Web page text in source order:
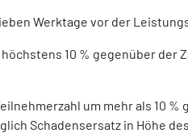
Werktage vor der
10 % gegenüber
um mehr als 10
Schadensersatz in Höhe